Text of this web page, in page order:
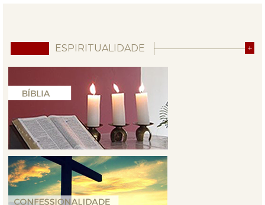
ESPIRITUALIDADE +